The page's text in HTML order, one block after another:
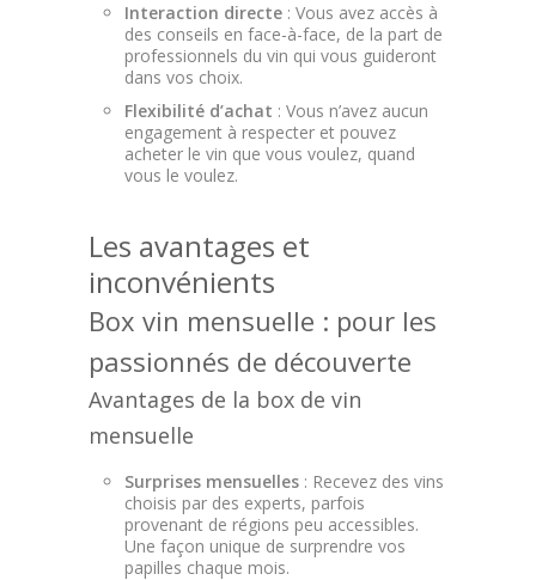
Interaction directe : Vous avez accès à
des conseils en face-à-face, de la part de
professionnels du vin qui vous guideront
dans vos choix.
Flexibilité d’achat : Vous n’avez aucun
engagement à respecter et pouvez
acheter le vin que vous voulez, quand
vous le voulez.
Les avantages et
inconvénients
Box vin mensuelle : pour les
passionnés de découverte
Avantages de la box de vin
mensuelle
Surprises mensuelles : Recevez des vins
choisis par des experts, parfois
provenant de régions peu accessibles.
Une façon unique de surprendre vos
papilles chaque mois.